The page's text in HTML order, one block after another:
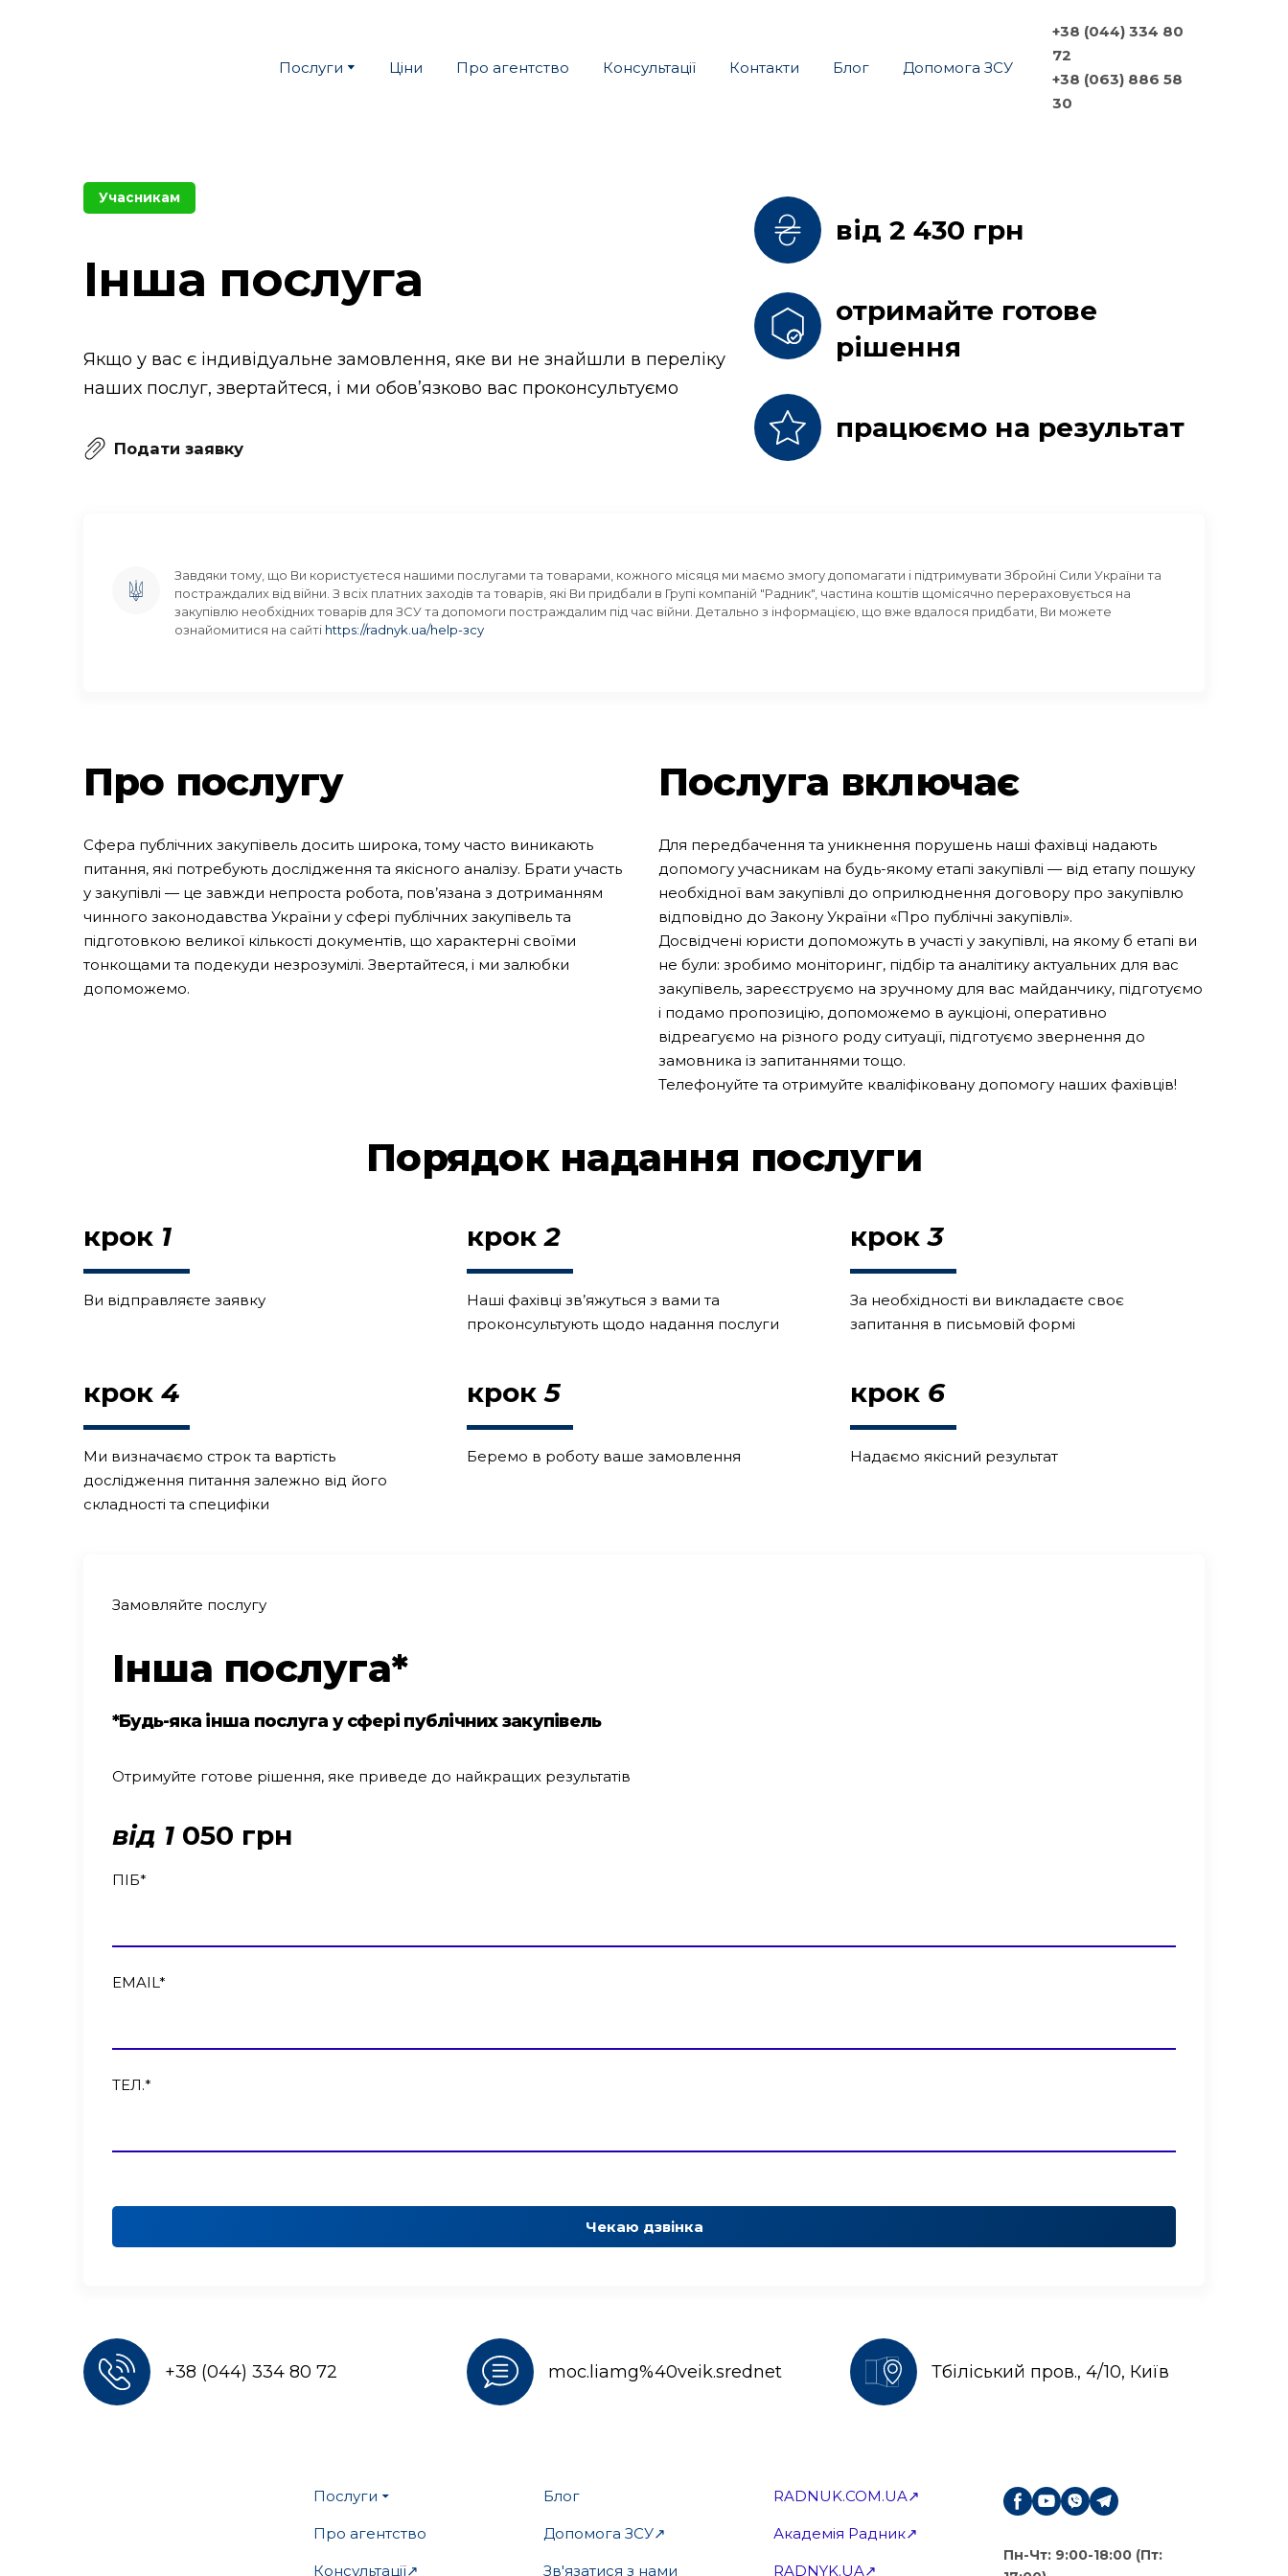
Послуги Ціни Про агентство Консультації Контакти Блог Допомога ЗСУ
+38 (044) 334 80
72
+38 (063) 886 58
30
Учасникам
Інша послуга
Якщо у вас є індивідуальне замовлення, яке ви не знайшли в переліку
наших послуг, звертайтеся, і ми обов’язково вас проконсультуємо
Подати заявку
від 2 430 грн
отримайте готове
рішення
працюємо на результат
Завдяки тому, що Ви користуєтеся нашими послугами та товарами, кожного місяця ми маємо змогу допомагати і підтримувати Збройні Сили України та
постраждалих від війни. З всіх платних заходів та товарів, які Ви придбали в Групі компаній "Радник", частина коштів щомісячно перераховується на
закупівлю необхідних товарів для ЗСУ та допомоги постраждалим під час війни. Детально з інформацією, що вже вдалося придбати, Ви можете
ознайомитися на сайті https://radnyk.ua/help-зсу
Про послугу
Сфера публічних закупівель досить широка, тому часто виникають
питання, які потребують дослідження та якісного аналізу. Брати участь
у закупівлі — це завжди непроста робота, пов’язана з дотриманням
чинного законодавства України у сфері публічних закупівель та
підготовкою великої кількості документів, що характерні своїми
тонкощами та подекуди незрозумілі. Звертайтеся, і ми залюбки
допоможемо.
Послуга включає
Для передбачення та уникнення порушень наші фахівці надають
допомогу учасникам на будь-якому етапі закупівлі — від етапу пошуку
необхідної вам закупівлі до оприлюднення договору про закупівлю
відповідно до Закону України «Про публічні закупівлі».
Досвідчені юристи допоможуть в участі у закупівлі, на якому б етапі ви
не були: зробимо моніторинг, підбір та аналітику актуальних для вас
закупівель, зареєструємо на зручному для вас майданчику, підготуємо
і подамо пропозицію, допоможемо в аукціоні, оперативно
відреагуємо на різного роду ситуації, підготуємо звернення до
замовника із запитаннями тощо.
Телефонуйте та отримуйте кваліфіковану допомогу наших фахівців!
Порядок надання послуги
крок 1
Ви відправляєте заявку
крок2
Наші фахівці зв’яжуться з вами та
проконсультують щодо надання послуги
крок3
За необхідності ви викладаєте своє
запитання в письмовій формі
крок 4
Ми визначаємо строк та вартість
дослідження питання залежно від його
складності та специфіки
крок5
Беремо в роботу ваше замовлення
крок 6
Надаємо якісний результат
Замовляйте послугу
Інша послуга*
*Будь-яка інша послуга у сфері публічних закупівель
Отримуйте готове рішення, яке приведе до найкращих результатів
від 1 050 грн
ПІБ*
EMAIL*
ТЕЛ.*
Чекаю дзвінка
+38 (044) 334 80 72 moc.liamg%40veik.srednet Тбіліський пров., 4/10, Київ
Послуги
Про агентство
Консультації↗
Блог
Допомога ЗСУ↗
Зв'язатися з нами
RADNUK.COM.UA↗
Академія Радник↗
RADNYK.UA↗
Пн-Чт: 9:00-18:00 (Пт: